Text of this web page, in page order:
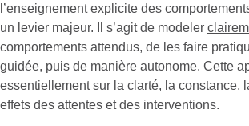
l’enseignement explicite des
un levier majeur. Il s’agit de modeler
comportements attendus, de les faire
guidée, puis de manière autonome​​. Cette
essentiellement sur la clarté, la constance,
effets des attentes et des interventions.